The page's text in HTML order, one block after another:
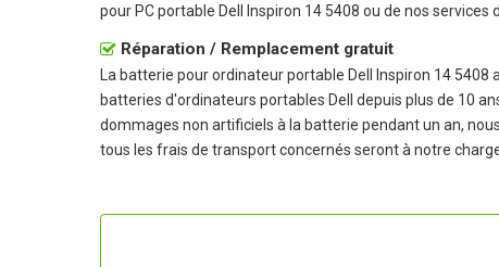
pour PC portable Dell Inspiron 14 5408 ou de nos services
Réparation / Remplacement gratuit
La batterie pour ordinateur portable Dell Inspiron 14 5408
batteries d'ordinateurs portables Dell depuis plus de 10
dommages non artificiels à la batterie pendant un an,
tous les frais de transport concernés seront à notre